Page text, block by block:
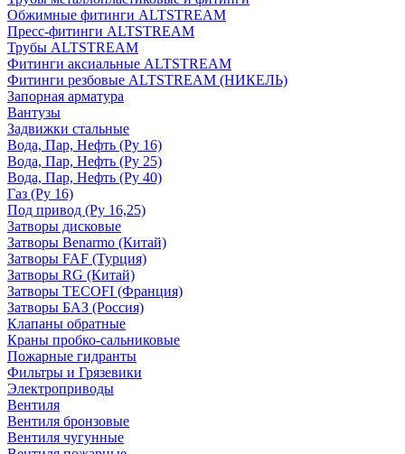
Обжимные фитинги ALTSTREAM
Пресс-фитинги ALTSTREAM
Трубы ALTSTREAM
Фитинги аксиальные ALTSTREAM
Фитинги резбовые ALTSTREAM (НИКЕЛЬ)
Запорная арматура
Вантузы
Задвижки стальные
Вода, Пар, Нефть (Ру 16)
Вода, Пар, Нефть (Ру 25)
Вода, Пар, Нефть (Ру 40)
Газ (Ру 16)
Под привод (Ру 16,25)
Затворы дисковые
Затворы Benarmo (Китай)
Затворы FAF (Турция)
Затворы RG (Китай)
Затворы TECOFI (Франция)
Затворы БАЗ (Россия)
Клапаны обратные
Краны пробко-сальниковые
Пожарные гидранты
Фильтры и Грязевики
Электроприводы
Вентиля
Вентиля бронзовые
Вентиля чугунные